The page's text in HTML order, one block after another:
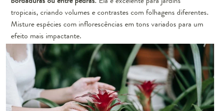
tropicais, criando volumes e contrastes com folhagens diferentes.
Misture espécies com inflorescências em tons variados para um
efeito mais impactante.